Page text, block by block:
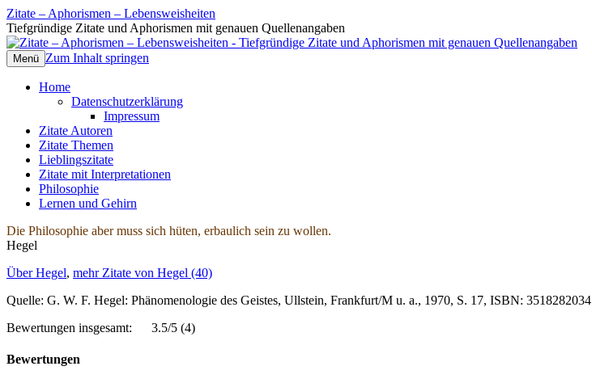
Zitate – Aphorismen – Lebensweisheiten
Tiefgründige Zitate und Aphorismen mit genauen Quellenangaben
Menü Zum Inhalt springen
Home
Datenschutzerklärung
Impressum
Zitate Autoren
Zitate Themen
Lieblingszitate
Zitate mit Interpretationen
Philosophie
Lernen und Gehirn
Die Philosophie aber muss sich hüten, erbaulich sein zu wollen.
Hegel
Über Hegel, mehr Zitate von Hegel (40)
Quelle: G. W. F. Hegel: Phänomenologie des Geistes, Ullstein, Frankfurt/M u. a., 1970, S. 17, ISBN: 3518282034
Bewertungen insgesamt:
3.5/5 (4)
Bewertungen